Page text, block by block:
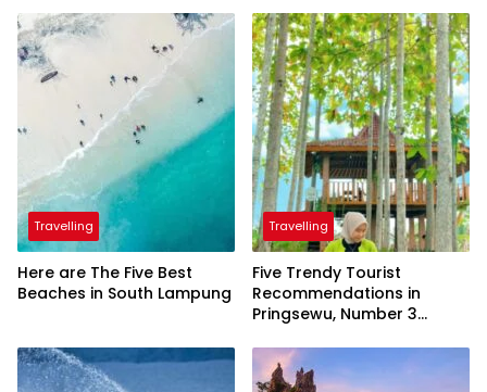
Travelling
Here are The Five Best
Beaches in South Lampung
Travelling
Five Trendy Tourist
Recommendations in
Pringsewu, Number 3
President